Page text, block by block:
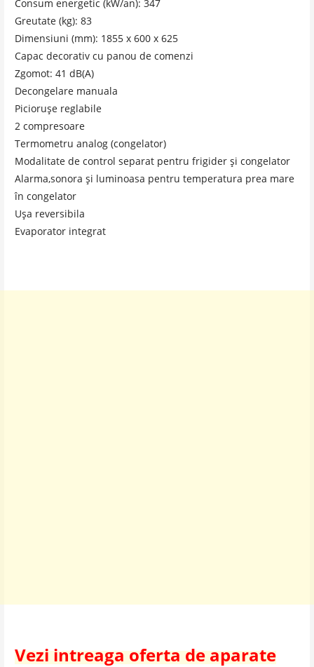
Consum energetic (kW/an): 347
Greutate (kg): 83
Dimensiuni (mm): 1855 x 600 x 625
Capac decorativ cu panou de comenzi
Zgomot: 41 dB(A)
Decongelare manuala
Picioruşe reglabile
2 compresoare
Termometru analog (congelator)
Modalitate de control separat pentru frigider şi congelator
Alarma,sonora şi luminoasa pentru temperatura prea mare
în congelator
Uşa reversibila
Evaporator integrat
Vezi intreaga oferta de aparate